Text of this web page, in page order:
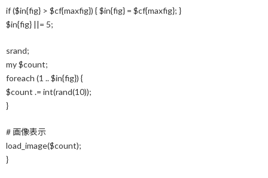
if ($in{fig} > $cf{maxfig}) { $in{fig} = $cf{maxfig}; }
$in{fig} ||= 5;
srand;
my $count;
foreach (1 .. $in{fig}) {
$count .= int(rand(10));
}
# 画像表示
load_image($count);
}